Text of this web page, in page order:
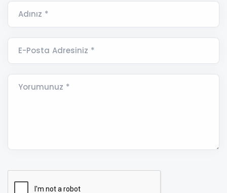
Adınız *
E-Posta Adresiniz *
Yorumunuz *